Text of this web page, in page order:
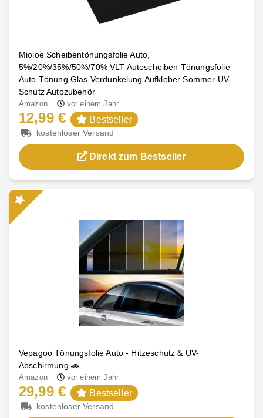
Mioloe Scheibentönungsfolie Auto,
5%/20%/35%/50%/70% VLT Autoscheiben Tönungsfolie
Auto Tönung Glas Verdunkelung Aufkleber Sommer UV-
Schutz Autozubehör
Amazon vor einem Jahr
12,99 € Bestseller
kostenloser Versand
Direkt zum Bestseller
Vepagoo Tönungsfolie Auto - Hitzeschutz & UV-
Abschirmung 🚗
Amazon vor einem Jahr
29,99 € Bestseller
kostenloser Versand